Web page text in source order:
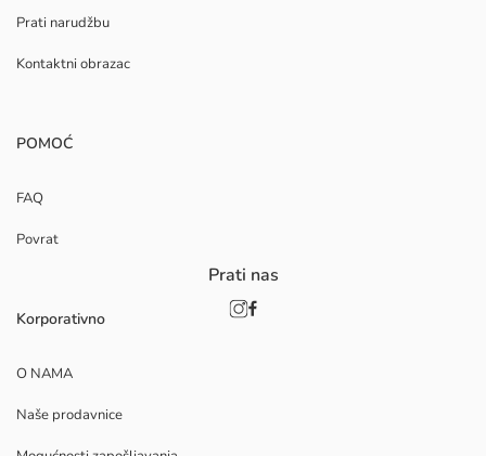
Prati narudžbu
Kontaktni obrazac
POMOĆ
FAQ
Povrat
Korporativno
O NAMA
Naše prodavnice
Prati nas